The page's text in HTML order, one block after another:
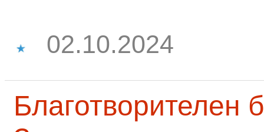
02.10.2024
Благотворителен